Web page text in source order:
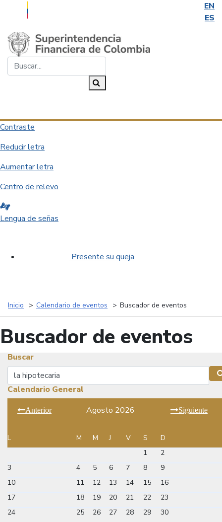
EN
ES
Saltar al contenido principal
Contraste
Reducir letra
Aumentar letra
Centro de relevo
Lengua de señas
Presente su queja
Inicio Calendario de eventos Buscador de eventos
Buscador de eventos
Buscar
Buscar
Calendario General
Anterior Agosto 2026 Siguiente
L M M J V S
D
1
2
3
4 5 6 7 8
9
10
11 12 13 14 15
16
17
18 19 20 21 22
23
24
25 26 27 28 29
30